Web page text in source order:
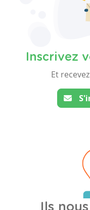
Inscrivez
Et
Ils